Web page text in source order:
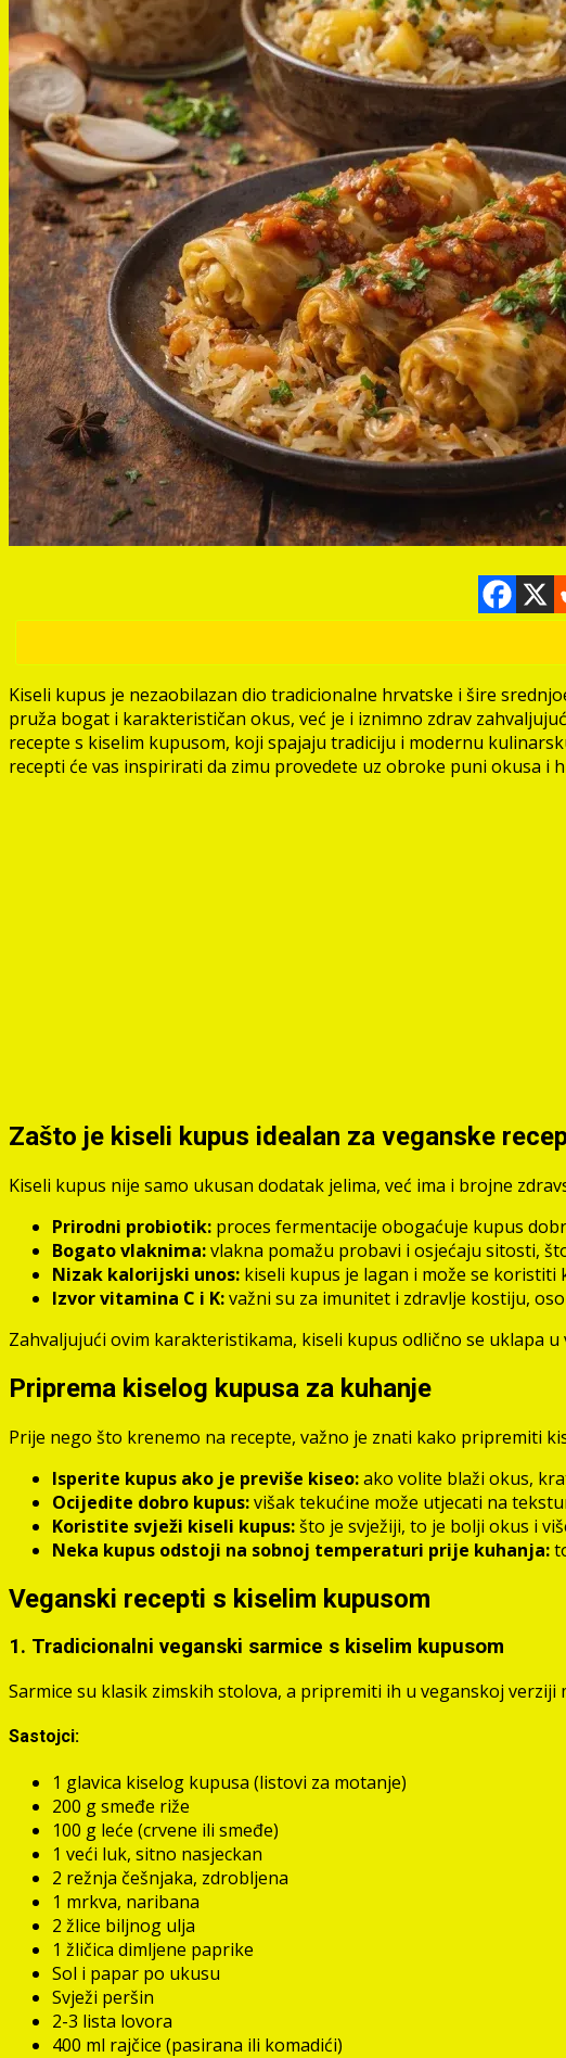
Kiseli kupus je nezaobilazan dio tradicionalne hrvatske i šire
pruža bogat i karakterističan okus, već je i iznimno zdrav
recepte s kiselim kupusom, koji spajaju tradiciju i modernu
recepti će vas inspirirati da zimu provedete uz obroke puni okusa i
Zašto je kiseli kupus idealan za veganske
Kiseli kupus nije samo ukusan dodatak jelima, već ima i brojne
Prirodni probiotik: proces fermentacije obogaćuje kupus
Bogato vlaknima:vlakna pomažu probavi i osjećaju sitosti,
Nizak kalorijski unos: kiseli kupus je lagan i može se
Izvor vitamina C i K:važni su za imunitet i zdravlje kostiju,
Zahvaljujući ovim karakteristikama, kiseli kupus odlično se uklapa
Priprema kiselog kupusa za kuhanje
Prije nego što krenemo na recepte, važno je znati kako pripremiti
Isperite kupus ako je previše kiseo:ako volite blaži okus,
Ocijedite dobro kupus:višak tekućine može utjecati na
Koristite svježi kiseli kupus:što je svježiji, to je bolji okus i
Neka kupus odstoji na sobnoj temperaturi prije kuhanja:
Veganski recepti s kiselim kupusom
1. Tradicionalni veganski sarmice s kiselim kupusom
Sarmice su klasik zimskih stolova, a pripremiti ih u veganskoj
Sastojci:
1 glavica kiselog kupusa (listovi za motanje)
200 g smeđe riže
100 g leće (crvene ili smeđe)
1 veći luk, sitno nasjeckan
2 režnja češnjaka, zdrobljena
1 mrkva, naribana
2 žlice biljnog ulja
1 žličica dimljene paprike
Sol i papar po ukusu
Svježi peršin
2-3 lista lovora
400 ml rajčice (pasirana ili komadići)